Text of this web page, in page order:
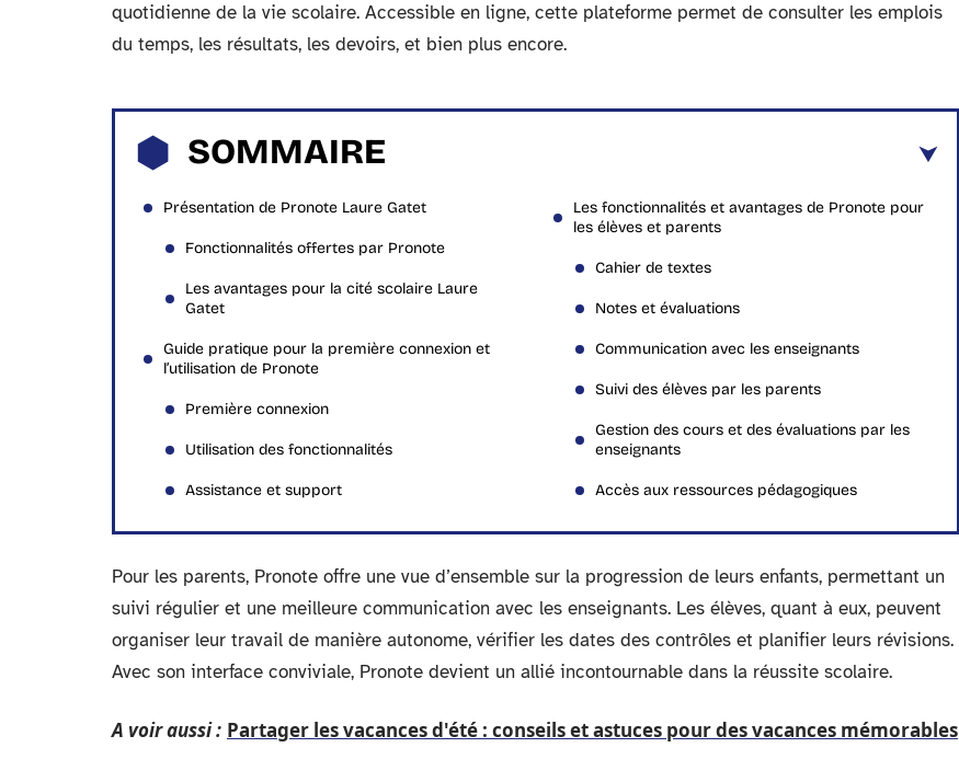
quotidienne de la vie scolaire. Accessible en ligne, cette plateforme permet de consulter les emplois
du temps, les résultats, les devoirs, et bien plus encore.
SOMMAIRE
Présentation de Pronote Laure Gatet
Fonctionnalités offertes par Pronote
Les avantages pour la cité scolaire Laure
Gatet
Guide pratique pour la première connexion et
l’utilisation de Pronote
Première connexion
Utilisation des fonctionnalités
Assistance et support
Les fonctionnalités et avantages de Pronote pour
les élèves et parents
Cahier de textes
Notes et évaluations
Communication avec les enseignants
Suivi des élèves par les parents
Gestion des cours et des évaluations par les
enseignants
Accès aux ressources pédagogiques
Pour les parents, Pronote offre une vue d’ensemble sur la progression de leurs enfants, permettant un
suivi régulier et une meilleure communication avec les enseignants. Les élèves, quant à eux, peuvent
organiser leur travail de manière autonome, vérifier les dates des contrôles et planifier leurs révisions.
Avec son interface conviviale, Pronote devient un allié incontournable dans la réussite scolaire.
A voir aussi : Partager les vacances d'été : conseils et astuces pour des vacances mémorables